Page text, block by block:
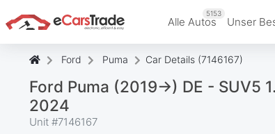
Alle Autos
5153
Unser
Ford Puma Car Details (7146167)
Ford Puma (2019->) DE - SUV5
2024
Unit #7146167